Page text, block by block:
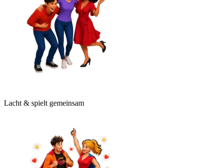
Lacht & spielt gemeinsam